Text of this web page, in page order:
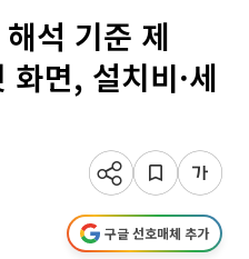
석 기준 제
면, 설치비·세
구글 선호매체 추가